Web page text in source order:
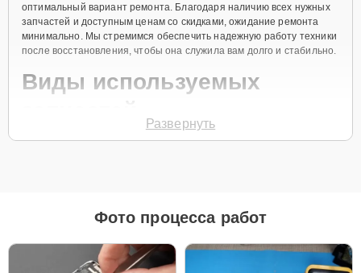
оптимальный вариант ремонта. Благодаря наличию всех нужных
запчастей и доступным ценам со скидками, ожидание ремонта
минимально. Мы стремимся обеспечить надежную работу техники
после восстановления, чтобы она служила вам долго и стабильно.
Виды используемых
Рекомендации по выбору запчастей:
использовать на долгий срок, лучшим выбором
станут оригинальные запчасти, так как они
Развернуть
Фото процесса работ